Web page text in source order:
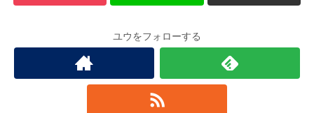
ユウをフォローする